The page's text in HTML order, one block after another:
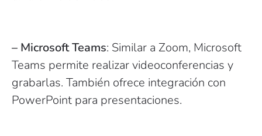
– Microsoft Teams: Similar a Zoom, Microsoft
Teams permite realizar videoconferencias y
grabarlas. También ofrece integración con
PowerPoint para presentaciones.